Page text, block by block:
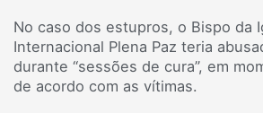
No caso dos estupros, o Bispo da
Internacional Plena Paz teria
durante “sessões de cura”, em
de acordo com as vítimas.